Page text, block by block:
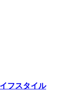
フスタイル